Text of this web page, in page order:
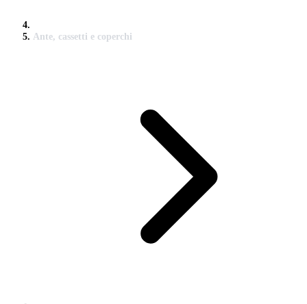
Ante, cassetti e coperchi